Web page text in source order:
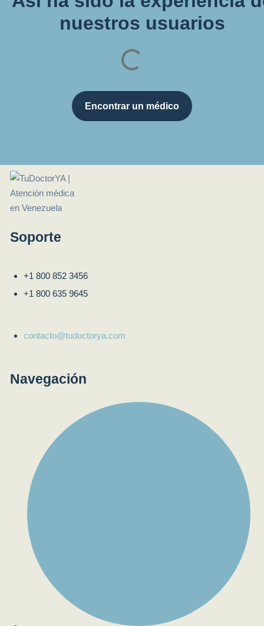
nuestros usuarios
Encontrar un médico
Soporte
+1 800 852 3456
+1 800 635 9645
contacto@tudoctorya.com
Navegación